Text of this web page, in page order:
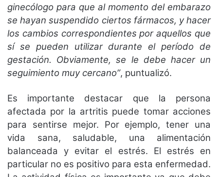
ginecólogo para que al momento del embarazo
se hayan suspendido ciertos fármacos, y hacer
los cambios correspondientes por aquellos que
sí se pueden utilizar durante el período de
gestación. Obviamente, se le debe hacer un
seguimiento muy cercano”, puntualizó.
Es importante destacar que la persona
afectada por la artritis puede tomar acciones
para sentirse mejor. Por ejemplo, tener una
vida sana, saludable, una alimentación
balanceada y evitar el estrés. El estrés en
particular no es positivo para esta enfermedad.